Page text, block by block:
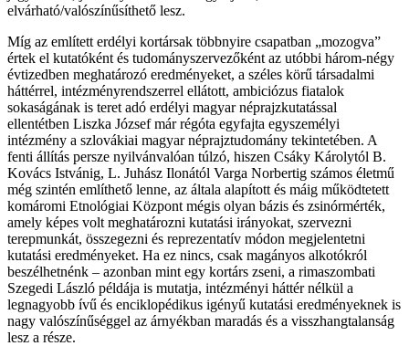
elvárható/valószínűsíthető lesz.
Míg az említett erdélyi kortársak többnyire csapatban „mozogva”
értek el kutatóként és tudományszervezőként az utóbbi három-négy
évtizedben meghatározó eredményeket, a széles körű társadalmi
háttérrel, intézményrendszerrel ellátott, ambiciózus fiatalok
sokaságának is teret adó erdélyi magyar néprajzkutatással
ellentétben Liszka József már régóta egyfajta egyszemélyi
intézmény a szlovákiai magyar néprajztudomány tekintetében. A
fenti állítás persze nyilvánvalóan túlzó, hiszen Csáky Károlytól B.
Kovács Istvánig, L. Juhász Ilonától Varga Norbertig számos életmű
még szintén említhető lenne, az általa alapított és máig működtetett
komáromi Etnológiai Központ mégis olyan bázis és zsinórmérték,
amely képes volt meghatározni kutatási irányokat, szervezni
terepmunkát, összegezni és reprezentatív módon megjelentetni
kutatási eredményeket. Ha ez nincs, csak magányos alkotókról
beszélhetnénk – azonban mint egy kortárs zseni, a rimaszombati
Szegedi László példája is mutatja, intézményi háttér nélkül a
legnagyobb ívű és enciklopédikus igényű kutatási eredményeknek is
nagy valószínűséggel az árnyékban maradás és a visszhangtalanság
lesz a része.